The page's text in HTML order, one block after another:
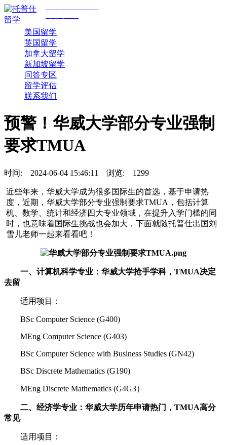
美国留学
英国留学
加拿大留学
新加坡留学
问答专区
留学评估
联系我们
预警！华威大学部分专业强制
要求TMUA
时间: 2024-06-04 15:46:11 浏览: 1299
近些年来，华威大学成为很多国际生的首选，基于申请热
度，近期，华威大学部分专业强制要求TMUA，包括计算
机、数学、统计和经济四大专业领域，在提升入学门槛的同
时，也意味着国际生挑战也会加大，下面就随托普仕出国刘
雪儿老师一起来看看吧！
一、计算机科学专业：华威大学抢手学科，TMUA决定
去留
适用项目：
BSc Computer Science (G400)
MEng Computer Science (G403)
BSc Computer Science with Business Studies (GN42)
BSc Discrete Mathematics (G190)
MEng Discrete Mathematics (G4G3）
二、经济学专业：华威大学历年申请热门，TMUA高分
常见
适用项目：